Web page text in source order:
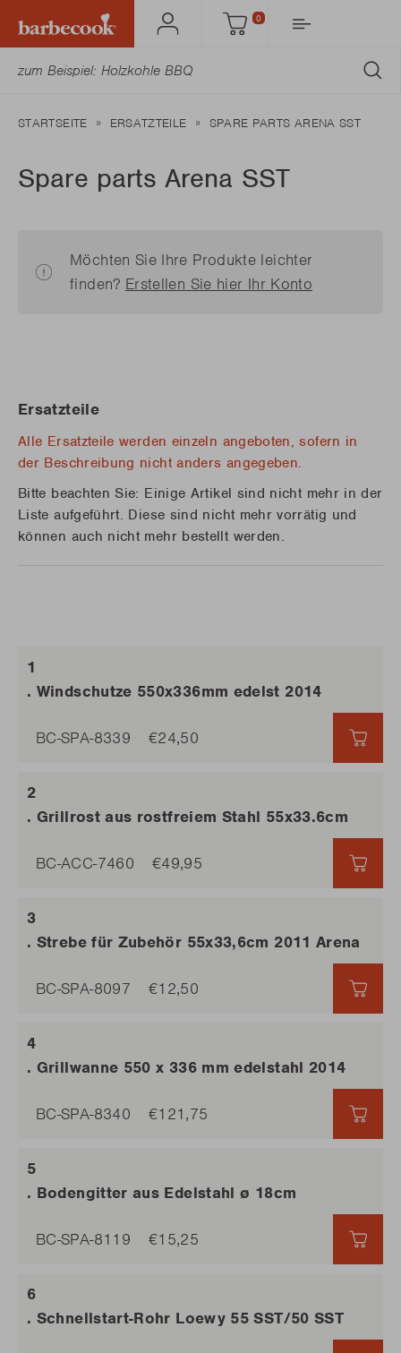
Mein
Einkaufswagen
0
STARTSEITE ERSATZTEILE SPARE PARTS ARENA SST
Spare parts Arena SST
Möchten Sie Ihre Produkte leichter
finden? Erstellen Sie hier Ihr Konto
Ersatzteile
Alle Ersatzteile werden einzeln angeboten, sofern in
der Beschreibung nicht anders angegeben.
Bitte beachten Sie: Einige Artikel sind nicht mehr in der
Liste aufgeführt. Diese sind nicht mehr vorrätig und
können auch nicht mehr bestellt werden.
. Grillrost aus rostfreiem Stahl 55x33.6cm
BC-ACC-7460 €49,95
. Strebe für Zubehör 55x33,6cm 2011 Arena
BC-SPA-8097 €12,50
. Windschutze 550x336mm edelst 2014
BC-SPA-8339 €24,50
. Grillwanne 550 x 336 mm edelstahl 2014
BC-SPA-8340 €121,75
. Schnellstart-Rohr Loewy 55 SST/50 SST
. Bodengitter aus Edelstahl ø 18cm
BC-SPA-8119 €15,25